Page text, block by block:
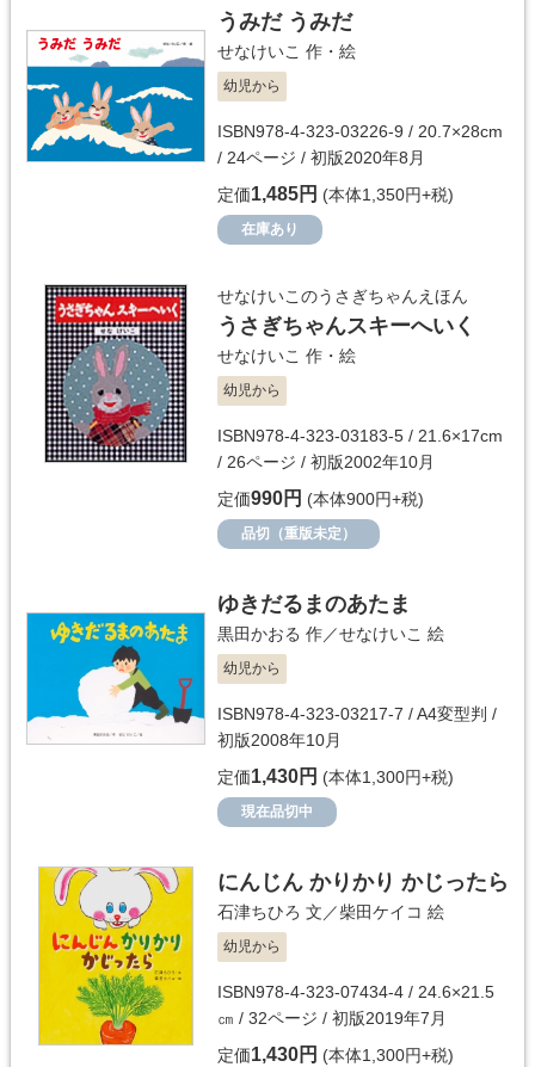
うみだ うみだ
せなけいこ 作・絵
幼児から
ISBN978-4-323-03226-9 / 20.7×28cm
/ 24ページ / 初版2020年8月
定価1,485円 (本体1,350円+税)
在庫あり
せなけいこのうさぎちゃんえほん
うさぎちゃんスキーへいく
せなけいこ 作・絵
幼児から
ISBN978-4-323-03183-5 / 21.6×17cm
/ 26ページ / 初版2002年10月
定価990円 (本体900円+税)
品切（重版未定）
ゆきだるまのあたま
黒田かおる 作／せなけいこ 絵
幼児から
ISBN978-4-323-03217-7 / A4変型判 /
初版2008年10月
定価1,430円 (本体1,300円+税)
現在品切中
にんじん かりかり かじったら
石津ちひろ 文／柴田ケイコ 絵
幼児から
ISBN978-4-323-07434-4 / 24.6×21.5
㎝ / 32ページ / 初版2019年7月
定価1,430円 (本体1,300円+税)